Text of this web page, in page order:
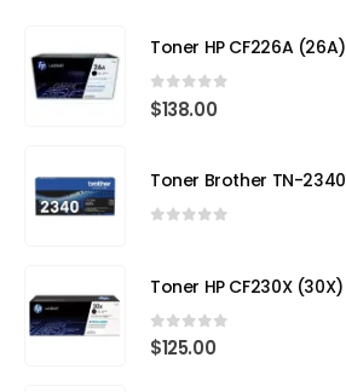
0out of 5
$138.00
Toner Brother TN-2340
0out of 5
$125.00